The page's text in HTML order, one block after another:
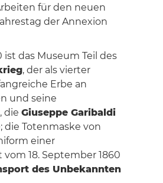
für den neuen
der Annexion
das Museum Teil des
, der als vierter
Erbe an
und seine
die Giuseppe Garibaldi
die Totenmaske von
einer
18. September 1860
des Unbekannten